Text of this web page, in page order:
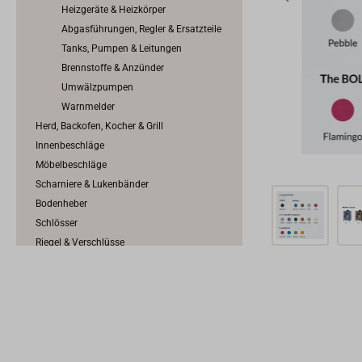
Heizgeräte & Heizkörper
Abgasführungen, Regler & Ersatzteile
Tanks, Pumpen & Leitungen
Brennstoffe & Anzünder
Umwälzpumpen
Warnmelder
Herd, Backofen, Kocher & Grill
Innenbeschläge
Möbelbeschläge
Scharniere & Lukenbänder
Bodenheber
Schlösser
Riegel & Verschlüsse